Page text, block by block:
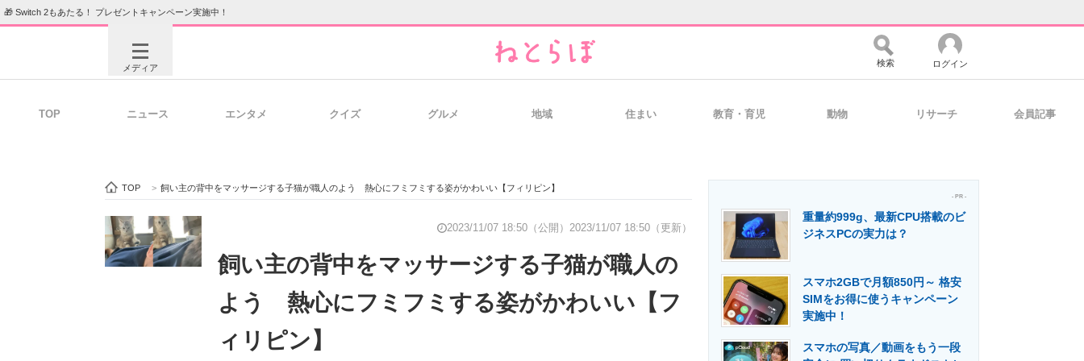
🎁 Switch 2もあたる！ プレゼントキャンペーン実施中！
メディア
ビジネスと働き方のヒント 経営リーダーのコミュニティ マーケ×ITの今がよく分かる
ITエンジニア向け専門サイト 企業向けIT製品の総合サイト IT製品の技術・比較・事例 製造業のIT導入・活用を支援
検索 ログイン
TOP ニュース エンタメ クイズ グルメ 地域 住まい 教育・育児 動物 リサーチ 会員記事
TOP > 飼い主の背中をマッサージする子猫が職人のよう 熱心にフミフミする姿がかわいい【フィリピン】
2023/11/07 18:50（公開） 2023/11/07 18:50（更新）
飼い主の背中をマッサージする子猫が職人の
よう 熱心にフミフミする姿がかわいい【フ
ィリピン】
- PR -
重量約999g、最新CPU搭載のビ
ジネスPCの実力は？
スマホ2GBで月額850円～ 格安
SIMをお得に使うキャンペーン
実施中！
スマホの写真／動画をもう一段